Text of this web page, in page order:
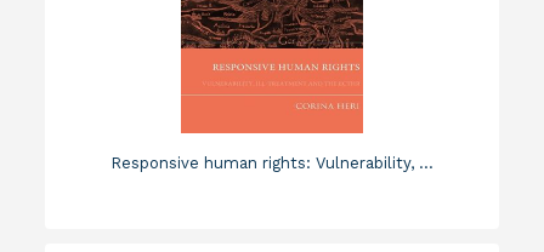
Responsive human rights: Vulnerability, ...